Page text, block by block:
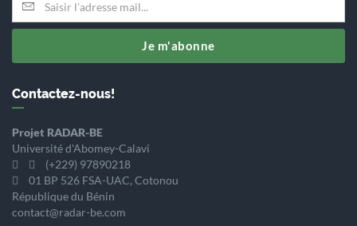
Je m'abonne
Contactez-nous!
Projet RADAR-BE
Université d'Abomey-Calavi
(+229) 97890218
01 BP 526 FSA-UAC, Cotonou
République du Bénin
contact@radar-be.com